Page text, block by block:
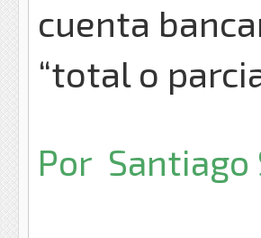
cuenta
“total o
Por